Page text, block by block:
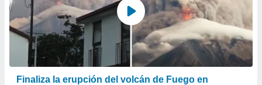
Finaliza la erupción del volcán de Fuego en